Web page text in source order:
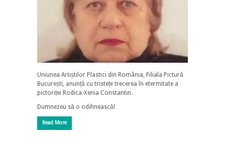
Uniunea Artiștilor Plastici din România, Filiala Pictură
București, anunță cu tristețe trecerea în etermitate a
pictoriței Rodica-Xenia Constantin.
Dumnezeu să o odihnească!
Read More